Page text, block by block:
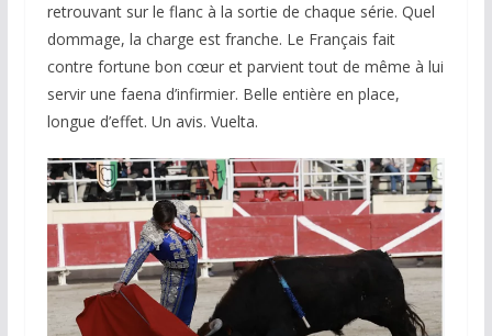
retrouvant sur le flanc à la sortie de chaque série. Quel
dommage, la charge est franche. Le Français fait
contre fortune bon cœur et parvient tout de même à lui
servir une faena d’infirmier. Belle entière en place,
longue d’effet. Un avis. Vuelta.